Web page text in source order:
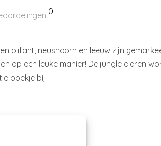
0
olifant, neushoorn en leeuw zijn
op een leuke manier! De jungle dieren
boekje bij.